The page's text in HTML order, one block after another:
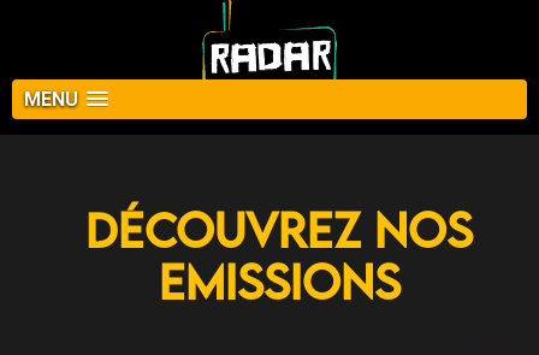
MENU
Découvrez nos
Emissions